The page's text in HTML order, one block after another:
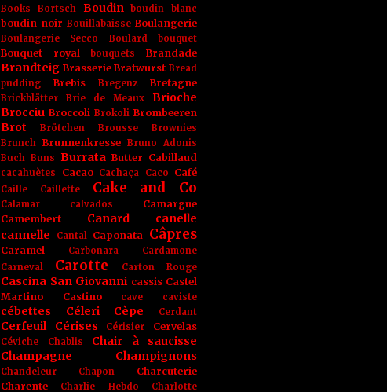
Books
Bortsch Boudin boudin blanc
boudin noir Bouillabaisse Boulangerie
Boulangerie Secco Boulard bouquet
Bouquet royal bouquets Brandade
Brandteig Brasserie Bratwurst Bread
pudding
Brebis Bregenz Bretagne
Brickblätter Brie de Meaux
Brioche
Brocciu Broccoli Brokoli Brombeeren
Brot Brötchen Brousse
Brownies
Brunch Brunnenkresse Bruno Adonis
Buch Buns Burrata Butter Cabillaud
cacahuètes Cacao Cachaça Caco Café
Caille Caillette Cake and Co
Calamar calvados
Camargue
Camembert
Canard
canelle
cannelle
Cantal Caponata Câpres
Caramel Carbonara
Cardamone
Carneval
Carotte Carton Rouge
Cascina San Giovanni cassis Castel
Martino
Castino cave caviste
cébettes Céleri Cèpe Cerdant
Cerfeuil Cérises Cérisier Cervelas
Céviche Chablis
Chair à saucisse
Champagne
Champignons
Chandeleur Chapon
Charcuterie
Charente
Charlie Hebdo
Charlotte